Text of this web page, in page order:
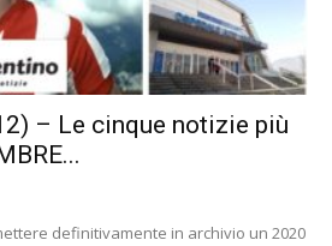
– Le cinque notizie più
definitivamente in archivio un 2020